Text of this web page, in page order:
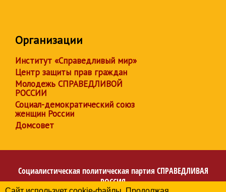
Организации
Институт «Справедливый мир»
Центр защиты прав граждан
Молодежь СПРАВЕДЛИВОЙ
РОССИИ
Социал-демократический союз
женщин России
Домсовет
Социалистическая политическая партия СПРАВЕДЛИВАЯ
РОССИЯ